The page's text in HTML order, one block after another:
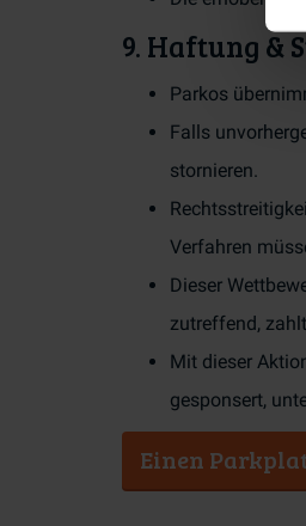
9. Haftung &
Parkos
Falls
stornieren.
Verfahren
Dieser
zutreffend,
Mit dieser
gesponsert,
Einen